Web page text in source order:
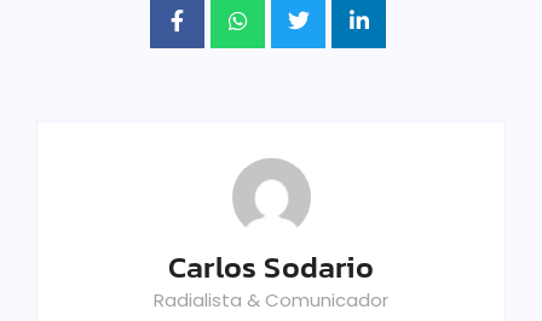
Carlos Sodario
Radialista & Comunicador